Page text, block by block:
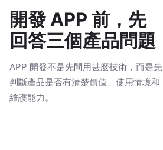
開發 APP 前，先
回答三個產品問題
APP 開發不是先問用甚麼技術，而是先
判斷產品是否有清楚價值、使用情境和
維護能力。